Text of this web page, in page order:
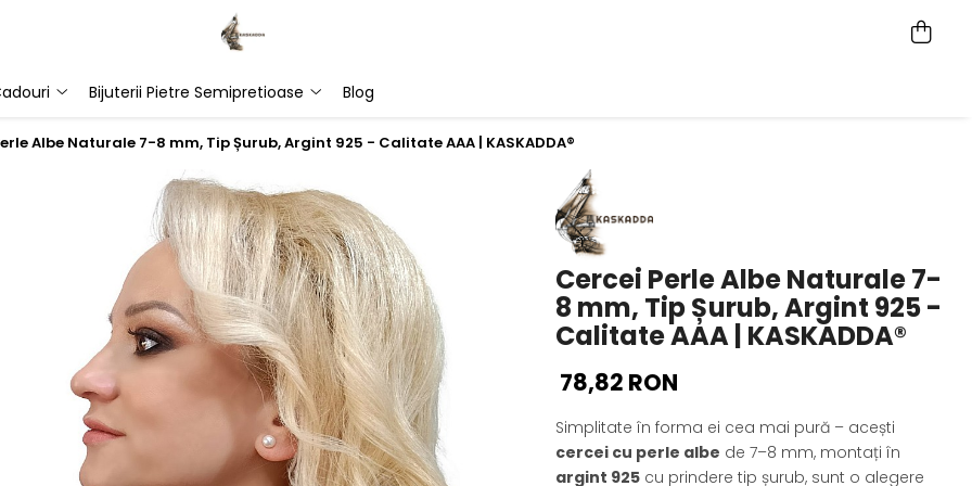
Bijuterii Pietre Semipretioase Blog
Albe Naturale 7-8 mm, Tip Șurub, Argint 925 - Calitate AAA | KASKADDA®
Cercei Perle Albe Naturale 7-
8 mm, Tip Șurub, Argint 925 -
Calitate AAA | KASKADDA®
78,82 RON
Simplitate în forma ei cea mai pură – acești
cercei cu perle albe de 7–8 mm, montați în
argint 925 cu prindere tip șurub, sunt o alegere